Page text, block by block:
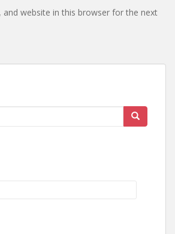
and website in this browser for the next